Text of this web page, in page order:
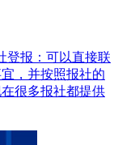
登报：可以直接联
，并按照报社的
很多报社都提供